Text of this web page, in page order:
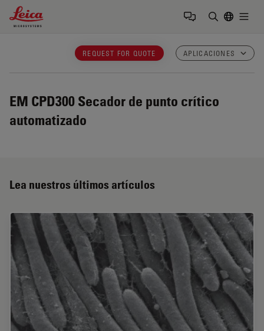
Leica Microsystems Logo
REQUEST FOR QUOTE APLICACIONES
EM CPD300 Secador de punto crítico
automatizado
Lea nuestros últimos artículos